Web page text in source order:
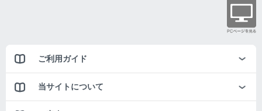
ご利用ガイド
当サイトについて